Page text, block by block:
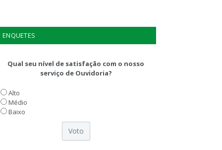
ENQUETES
Qual seu nível de satisfação com o nosso
serviço de Ouvidoria?
Alto
Médio
Baixo